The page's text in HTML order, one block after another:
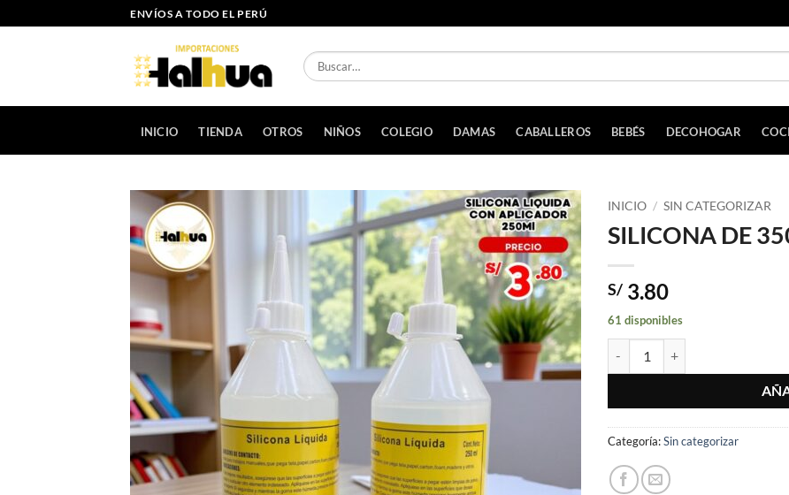
al
ENVÍOS A TODO EL PERÚ
Buscar
por:
INICIO TIENDA OTROS NIÑOS COLEGIO DAMAS CABALLEROS BEBÉS DECOHOGAR
INICIO / SIN CATEGORIZAR
SILICONA DE
S/ 3.80
61 disponibles
Categoría:Sin categorizar